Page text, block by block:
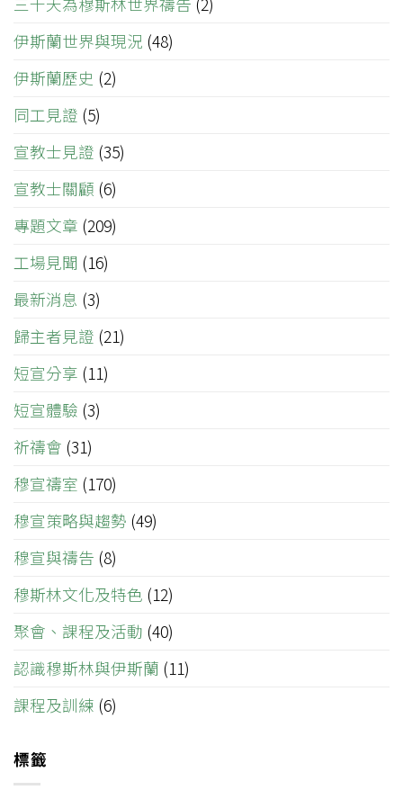
伊斯蘭世界與現況 (48)
伊斯蘭歷史 (2)
同工見證 (5)
宣教士見證 (35)
宣教士關顧 (6)
專題文章 (209)
工場見聞 (16)
最新消息 (3)
歸主者見證 (21)
短宣分享 (11)
短宣體驗 (3)
祈禱會 (31)
穆宣禱室 (170)
穆宣策略與趨勢 (49)
穆宣與禱告 (8)
穆斯林文化及特色 (12)
聚會、課程及活動 (40)
認識穆斯林與伊斯蘭 (11)
課程及訓練 (6)
標籤